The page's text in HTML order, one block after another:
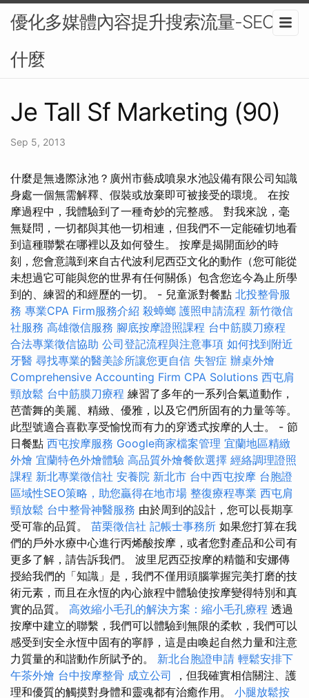
優化多媒體內容提升搜索流量-SEO是
什麼
Je Tall Sf Marketing (90)
Sep 5, 2013
什麼是無邊際泳池？廣州市藝成噴泉水池設備有限公司知識
身處一個無需解釋、假裝或放棄即可被接受的環境。 在按
摩過程中，我體驗到了一種奇妙的完整感。 對我來說，毫
無疑問，一切都與其他一切相連，但我們不一定能確切地看
到這種聯繫在哪裡以及如何發生。 按摩是揭開面紗的時
刻，您會意識到來自古代波利尼西亞文化的動作（您可能從
未想過它可能與您的世界有任何關係）包含您迄今為止所學
到的、練習的和經歷的一切。 - 兒童派對餐點 北投整骨服
務 專業CPA Firm服務介紹 殺蟑螂 護照申請流程 新竹徵信
社服務 高雄徵信服務 腳底按摩證照課程 台中筋膜刀療程
合法專業徵信協助 公司登記流程與注意事項 如何找到附近
牙醫 尋找專業的醫美診所讓您更自信 失智症 辦桌外燴
Comprehensive Accounting Firm CPA Solutions 西屯肩
頸放鬆 台中筋膜刀療程 練習了多年的一系列合氣道動作，
芭蕾舞的美麗、精緻、優雅，以及它們所固有的力量等等。
此型號適合喜歡享受愉悅而有力的穿透式按摩的人士。 - 節
日餐點 西屯按摩服務 Google商家檔案管理 宜蘭地區精緻
外燴 宜蘭特色外燴體驗 高品質外燴餐飲選擇 經絡調理證照
課程 新北專業徵信社 安養院 新北市 台中西屯按摩 台胞證
區域性SEO策略，助您贏得在地市場 整復療程專業 西屯肩
頸放鬆 台中整骨神醫服務 由於周到的設計，您可以長期享
受可靠的品質。 苗栗徵信社 記帳士事務所 如果您打算在我
們的戶外水療中心進行丙烯酸按摩，或者您對產品和公司有
更多了解，請告訴我們。 波里尼西亞按摩的精髓和安娜傳
授給我們的「知識」是，我們不僅用頭腦掌握完美打磨的技
術元素，而且在永恆的內心旅程中體驗使按摩變得特別和真
實的品質。 高效縮小毛孔的解決方案：縮小毛孔療程 透過
按摩中建立的聯繫，我們可以體驗到無限的柔軟，我們可以
感受到安全永恆中固有的寧靜，這是由喚起自然力量和注意
力質量的和諧動作所賦予的。 新北台胞證申請 輕鬆安排下
午茶外燴 台中按摩整骨 成立公司 ，但我確實相信關注、護
理和優質的觸摸對身體和靈魂都有治癒作用。 小腿放鬆按